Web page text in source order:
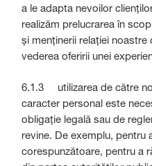
a le adapta nevoilor
realizăm prelucrarea în
și menținerii relației
vederea oferirii unei
6.1.3 utilizarea de către
caracter personal este
obligație legală sau de
revine. De exemplu, pentru
corespunzătoare, pentru a